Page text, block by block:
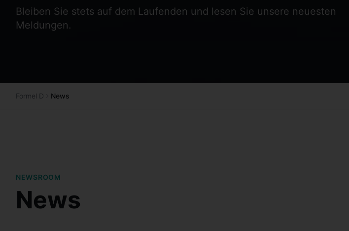
Bleiben Sie stets auf dem Laufenden und lesen Sie unsere neuesten
Meldungen.
Formel D News
NEWSROOM
News